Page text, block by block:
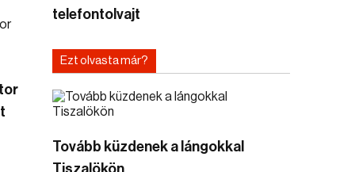
telefontolvajt
Ezt olvasta már?
Tovább küzdenek a lángokkal
Tiszalökön